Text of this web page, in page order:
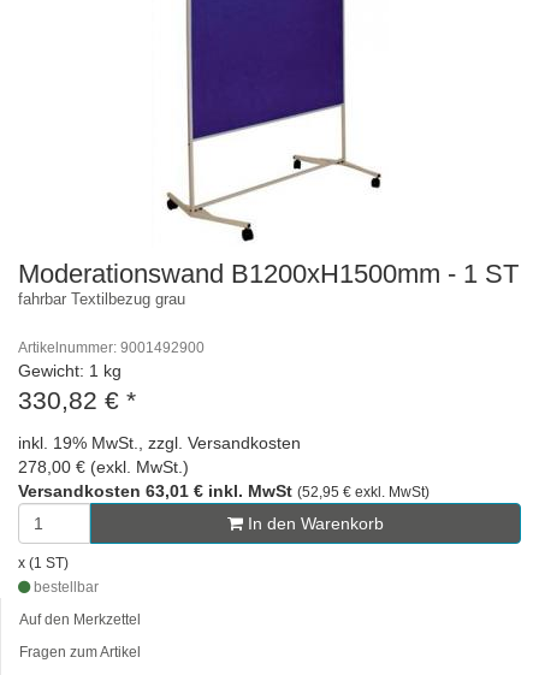
Moderationswand B1200xH1500mm - 1 ST
fahrbar Textilbezug grau
Artikelnummer: 9001492900
Gewicht: 1 kg
330,82 € *
inkl. 19% MwSt., zzgl. Versandkosten
278,00 € (exkl. MwSt.)
Versandkosten 63,01 € inkl. MwSt (52,95 € exkl. MwSt)
In den Warenkorb
x (1 ST)
bestellbar
Auf den Merkzettel
Fragen zum Artikel